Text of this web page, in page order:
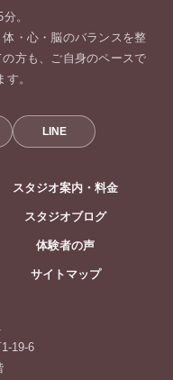
。
・心・脳のバランスを整
方も、ご自身のペースで
す。
LINE
スタジオ案内・料金
スタジオブログ
体験者の声
サイトマップ
19-6